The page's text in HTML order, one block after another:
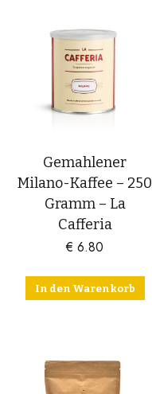
Gemahlener
Milano-Kaffee – 250
Gramm – La
Cafferia
€ 6.80
In den Warenkorb